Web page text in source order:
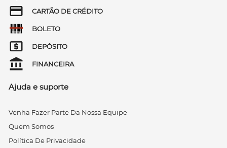
CARTÃO DE CRÉDITO
BOLETO
DEPÓSITO
FINANCEIRA
Ajuda e suporte
Venha Fazer Parte Da Nossa Equipe
Quem Somos
Política De Privacidade